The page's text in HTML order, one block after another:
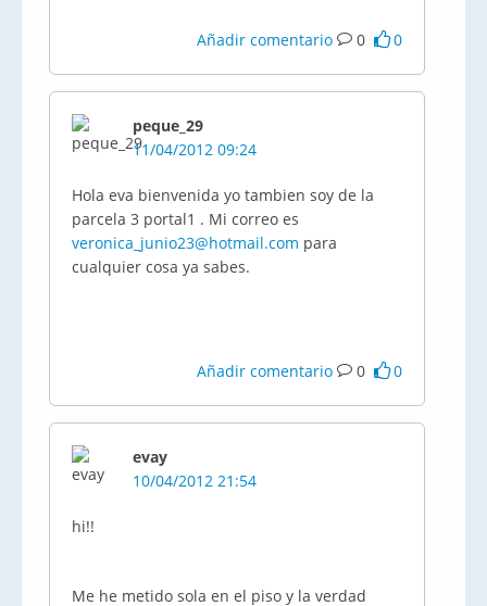
Añadir comentario 0 0
peque_29
11/04/2012 09:24
Hola eva bienvenida yo tambien soy de la
parcela 3 portal1 . Mi correo es
veronica_junio23@hotmail.com para
cualquier cosa ya sabes.
Añadir comentario 0 0
evay
10/04/2012 21:54
hi!!
Me he metido sola en el piso y la verdad